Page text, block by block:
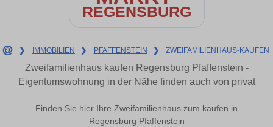
REGENSBURG
❯ IMMOBILIEN ❯ PFAFFENSTEIN ❯ ZWEIFAMILIENHAUS-KAUFEN
Zweifamilienhaus kaufen Regensburg Pfaffenstein -
Eigentumswohnung in der Nähe finden auch von privat
Finden Sie hier Ihre Zweifamilienhaus zum kaufen in
Regensburg Pfaffenstein